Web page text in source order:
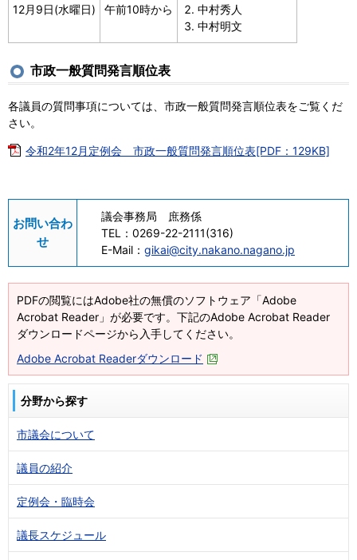
12月9日(水曜日) 午前10時から
中村秀人
中村明文
市政一般質問発言順位表
各議員の質問事項については、市政一般質問発言順位表をご覧くだ
さい。
令和2年12月定例会 市政一般質問発言順位表[PDF：129KB]
お問い合わ
せ
議会事務局 庶務係
TEL： 0269-22-2111(316)
E-Mail： gikai@city.nakano.nagano.jp
PDFの閲覧にはAdobe社の無償のソフトウェア「Adobe
Acrobat Reader」が必要です。下記のAdobe Acrobat Reader
ダウンロードページから入手してください。
Adobe Acrobat Readerダウンロード
分野から探す
市議会について
議員の紹介
定例会・臨時会
議長スケジュール